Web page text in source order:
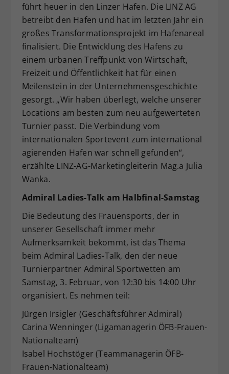
führt heuer in den Linzer Hafen. Die LINZ AG
betreibt den Hafen und hat im letzten Jahr ein
großes Transformationsprojekt im Hafenareal
finalisiert. Die Entwicklung des Hafens zu
einem urbanen Treffpunkt von Wirtschaft,
Freizeit und Öffentlichkeit hat für einen
Meilenstein in der Unternehmensgeschichte
gesorgt. „Wir haben überlegt, welche unserer
Locations am besten zum neu aufgewerteten
Turnier passt. Die Verbindung vom
internationalen Sportevent zum international
agierenden Hafen war schnell gefunden“,
erzählte LINZ-AG-Marketingleiterin Mag.a Julia
Wanka.
Admiral Ladies-Talk am Halbfinal-Samstag
Die Bedeutung des Frauensports, der in
unserer Gesellschaft immer mehr
Aufmerksamkeit bekommt, ist das Thema
beim Admiral Ladies-Talk, den der neue
Turnierpartner Admiral Sportwetten am
Samstag, 3. Februar, von 12:30 bis 14:00 Uhr
organisiert. Es nehmen teil:
Jürgen Irsigler (Geschäftsführer Admiral)
Carina Wenninger (Ligamanagerin ÖFB-Frauen-
Nationalteam)
Isabel Hochstöger (Teammanagerin ÖFB-
Frauen-Nationalteam)